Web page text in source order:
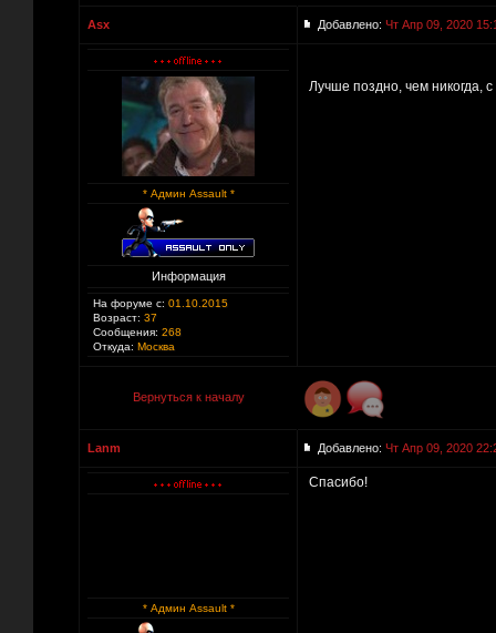
Asx Добавлено: Чт Апр 09, 2020
* Админ Assault *
Информация
На форуме с: 01.10.2015
Возраст: 37
Сообщения: 268
Откуда: Москва
Лучше поздно, чем никогда,
Вернуться к началу
Lanm Добавлено: Чт Апр 09, 2020
* Админ Assault *
Спасибо!